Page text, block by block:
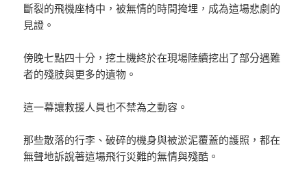
斷裂的飛機座椅中，被無情的時間掩埋，成為這場悲劇的
見證。
傍晚七點四十分，挖土機終於在現場陸續挖出了部分遇難
者的殘肢與更多的遺物。
這一幕讓救援人員也不禁為之動容。
那些散落的行李、破碎的機身與被淤泥覆蓋的護照，都在
無聲地訴說著這場飛行災難的無情與殘酷。